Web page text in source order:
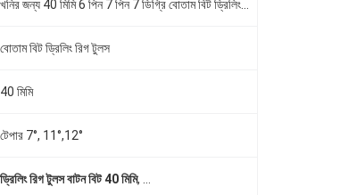
বোতাম বিট ড্রিলিং রিগ টুলস
40 মিমি
টেপার 7°, 11°,12°
ড্রিলিং রিগ টুলস বাটন বিট 40 মিমি,